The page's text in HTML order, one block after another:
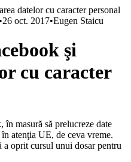
•26 oct. 2017•Eugen Staicu
şi
cu caracter
în masură să prelucreze date
atenţia UE, de ceva vreme.
a oprit cursul unui dosar pentru